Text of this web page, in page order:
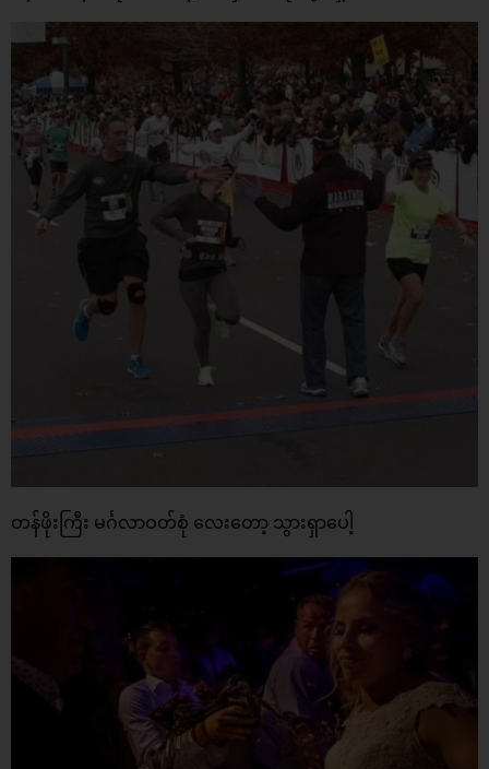
တန်ဖိုးကြီး မင်္ဂလာဝတ်စုံ လေးတော့ သွားရှာပေါ့